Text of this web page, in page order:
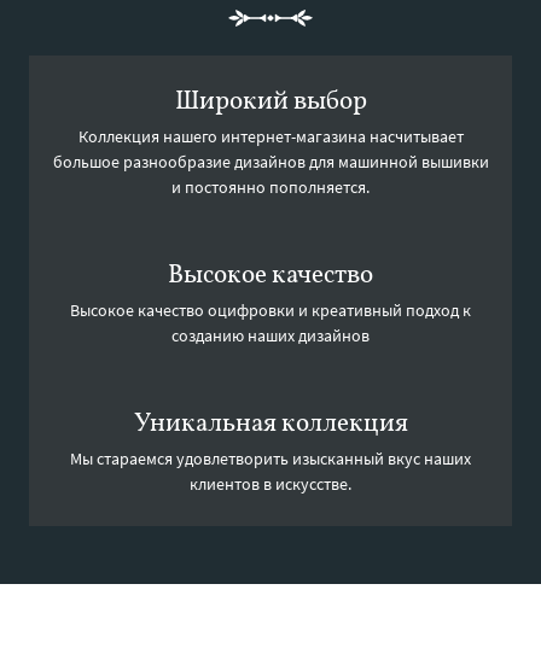
Широкий выбор
Коллекция нашего интернет-магазина насчитывает
большое разнообразие дизайнов для машинной вышивки
и постоянно пополняется.
Высокое качество
Высокое качество оцифровки и креативный подход к
созданию наших дизайнов
Уникальная коллекция
Мы стараемся удовлетворить изысканный вкус наших
клиентов в искусстве.